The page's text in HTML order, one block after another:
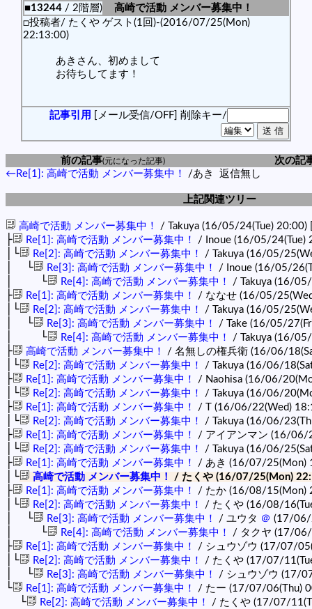
■13244 / 2階層)
高崎で活動 メンバー募集中！
□投稿者/ たくや ゲスト(1回)-(2016/07/25(Mon)
22:13:00)
あきさん、初めまして
お待ちしてます！
記事引用 [メール受信/OFF] 削除キー/
前の記事(元になった記事)
次の記
←Re[1]: 高崎で活動 メンバー募集中！
/あき 返信無し
上記関連ツリー
高崎で活動 メンバー募集中！ / Takuya (16/05/24(Tue) 20:00)
├ Re[1]: 高崎で活動 メンバー募集中！ / Inoue (16/05/24(Tue)
│└ Re[2]: 高崎で活動 メンバー募集中！ / Takuya (16/05/
│ └ Re[3]: 高崎で活動 メンバー募集中！ / Inoue (16/05/
│ └ Re[4]: 高崎で活動 メンバー募集中！ / Takuya (16/
├ Re[1]: 高崎で活動 メンバー募集中！ / ななせ (16/05/
│└ Re[2]: 高崎で活動 メンバー募集中！ / Takuya (16/05/
│ └ Re[3]: 高崎で活動 メンバー募集中！ / Take (16/05/
│ └ Re[4]: 高崎で活動 メンバー募集中！ / Takuya (16/
├ 高崎で活動 メンバー募集中！ / 名無しの権兵衛 (16/06/
│└ Re[2]: 高崎で活動 メンバー募集中！ / Takuya (16/06/
├ Re[1]: 高崎で活動 メンバー募集中！ / Naohisa (16/06/
│└ Re[2]: 高崎で活動 メンバー募集中！ / Takuya (16/06/
├ Re[1]: 高崎で活動 メンバー募集中！ / T (16/06/22(Wed)
│└ Re[2]: 高崎で活動 メンバー募集中！ / Takuya (16/06/
├ Re[1]: 高崎で活動 メンバー募集中！ / アイアンマン (16/06/
│└ Re[2]: 高崎で活動 メンバー募集中！ / Takuya (16/06/
├ Re[1]: 高崎で活動 メンバー募集中！ / あき (16/07/25(Mon)
│└ 高崎で活動 メンバー募集中！ / たくや (16/07/25(Mon)
├ Re[1]: 高崎で活動 メンバー募集中！ / たか (16/08/15(Mon)
│└ Re[2]: 高崎で活動 メンバー募集中！ / たくや (16/08/
│ └ Re[3]: 高崎で活動 メンバー募集中！ / ユウタ ＠ (17/06/
│ └ Re[4]: 高崎で活動 メンバー募集中！ / タクヤ (17/
├ Re[1]: 高崎で活動 メンバー募集中！ / シュウゾウ (17/07/
│└ Re[2]: 高崎で活動 メンバー募集中！ / たくや (17/07/
│ └ Re[3]: 高崎で活動 メンバー募集中！ / シュウゾウ (17/
└ Re[1]: 高崎で活動 メンバー募集中！ / たー (17/07/06(Thu)
└ Re[2]: 高崎で活動 メンバー募集中！ / たくや (17/07/